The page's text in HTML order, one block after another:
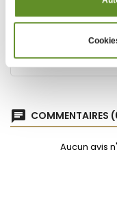
Conditionnement
Poids
Numéro d'article
chat COMMENTAIRES
Aucun avis